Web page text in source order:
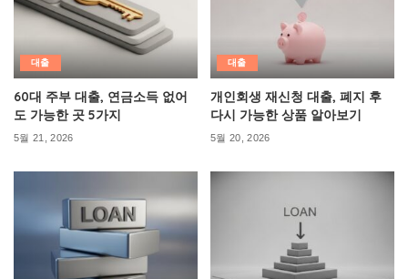
대출
60대 주부 대출, 연금소득 없어
도 가능한 곳 5가지
5월 21, 2026
대출
개인회생 재신청 대출, 폐지 후
다시 가능한 상품 알아보기
5월 20, 2026